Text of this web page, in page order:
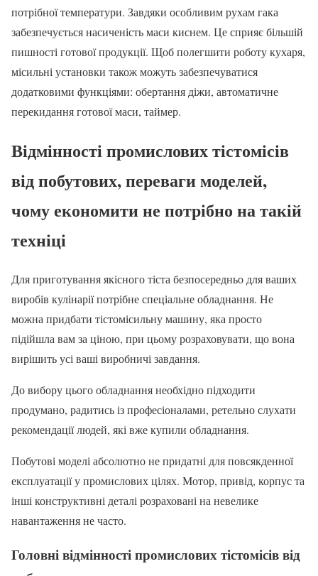
потрібної температури. Завдяки особливим рухам гака
забезпечується насиченість маси киснем. Це сприяє більшій
пишності готової продукції. Щоб полегшити роботу кухаря,
місильні установки також можуть забезпечуватися
додатковими функціями: обертання діжи, автоматичне
перекидання готової маси, таймер.
Відмінності промислових тістомісів
від побутових, переваги моделей,
чому економити не потрібно на такій
техніці
Для приготування якісного тіста безпосередньо для ваших
виробів кулінарії потрібне спеціальне обладнання. Не
можна придбати тістомісильну машину, яка просто
підійшла вам за ціною, при цьому розраховувати, що вона
вирішить усі ваші виробничі завдання.
До вибору цього обладнання необхідно підходити
продумано, радитись із професіоналами, ретельно слухати
рекомендації людей, які вже купили обладнання.
Побутові моделі абсолютно не придатні для повсякденної
експлуатації у промислових цілях. Мотор, привід, корпус та
інші конструктивні деталі розраховані на невелике
навантаження не часто.
Головні відмінності промислових тістомісів від